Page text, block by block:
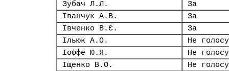
Зубач Л.Л.
За
Іванчук А.В.
За
Івченко В.Є.
За
Ільюк А.О.
Не
Іоффе Ю.Я.
Не
Іщенко В.О.
Не